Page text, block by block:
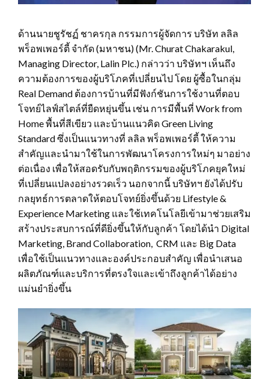
ด้านนายชูรัชฏ์ ชาครกุล กรรมการผู้จัดการ บริษัท ลลิล
พร็อพเพอร์ตี้ จำกัด (มหาชน) (Mr. Churat Chakarakul,
Managing Director, Lalin Plc.) กล่าวว่า บริษัทฯ เห็นถึง
ความต้องการของผู้บริโภคที่เปลี่ยนไป โดย ผู้ซื้อในกลุ่ม
Real Demand ต้องการบ้านที่มีฟังก์ชันการใช้งานที่ตอบ
โจทย์ไลฟ์สไตล์ที่ยืดหยุ่นขึ้น เช่น การมีพื้นที่ Work from
Home พื้นที่สีเขียว และบ้านแนวคิด Green Living
Standard ซึ่งเป็นแนวทางที่ ลลิล พร็อพเพอร์ตี้ ให้ความ
สำคัญและนำมาใช้ในการพัฒนาโครงการใหม่ๆ มาอย่าง
ต่อเนื่อง เพื่อให้สอดรับกับพฤติกรรมของผู้บริโภคยุคใหม่
ที่เปลี่ยนแปลงอย่างรวดเร็ว นอกจากนี้ บริษัทฯ ยังได้ปรับ
กลยุทธ์การตลาดให้ตอบโจทย์ยิ่งขึ้นด้วย Lifestyle &
Experience Marketing และใช้เทคโนโลยีเข้ามาช่วยเสริม
สร้างประสบการณ์ที่ดียิ่งขึ้นให้กับลูกค้า โดยได้นำ Digital
Marketing, Brand Collaboration, CRM และ Big Data
เพื่อใช้เป็นแนวทางและองค์ประกอบสำคัญ เพื่อนำเสนอ
ผลิตภัณฑ์และบริการที่ตรงใจและเข้าถึงลูกค้าได้อย่าง
แม่นยำยิ่งขึ้น